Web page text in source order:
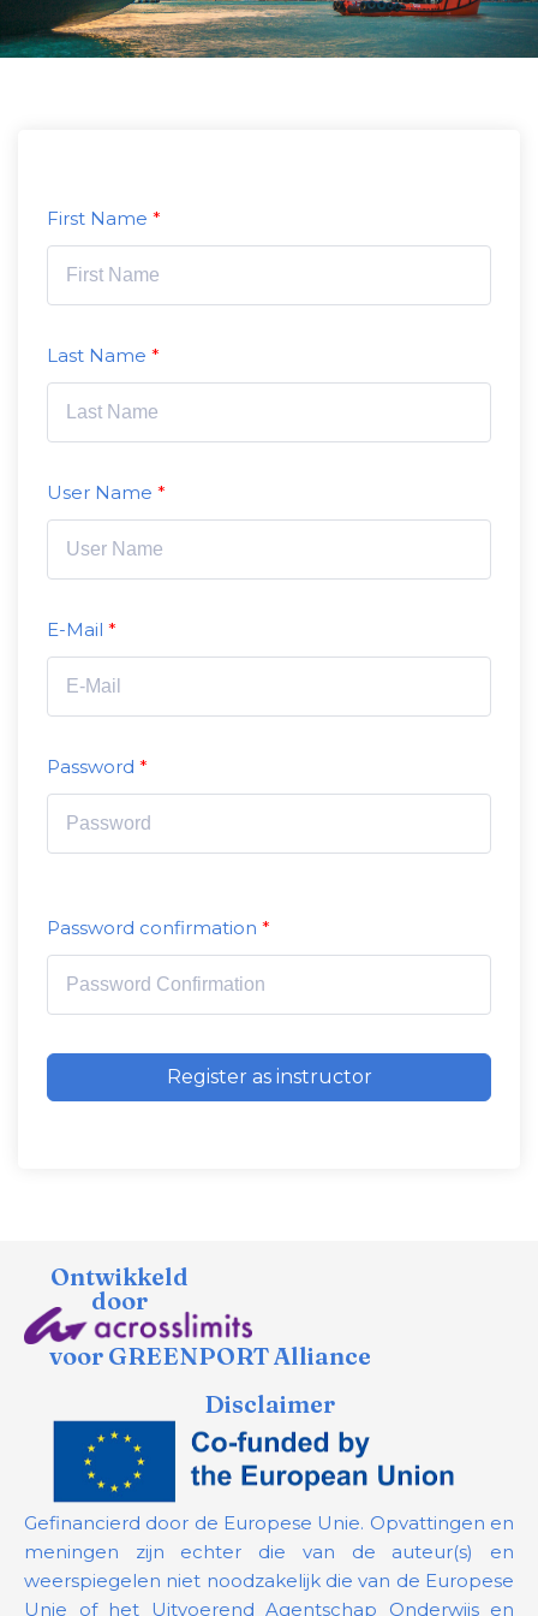
First Name
Last Name
User Name
E-Mail
Password
Password confirmation
Register as instructor
Ontwikkeld
door
voor GREENPORT Alliance
Disclaimer
Gefinancierd door de Europese Unie. Opvattingen en
meningen zijn echter die van de auteur(s) en
weerspiegelen niet noodzakelijk die van de Europese
Unie of het Uitvoerend Agentschap Onderwijs en